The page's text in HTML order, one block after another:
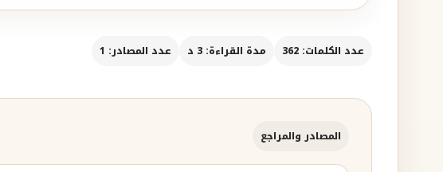
عدد الكلمات: 362 مدة القراءة: 3 د عدد المصادر: 1
المصادر والمراجع